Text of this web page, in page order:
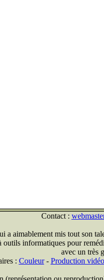
Contact :
aimablement mis tout son
informatiques pour
avec un très
: Couleur- Production vidéo